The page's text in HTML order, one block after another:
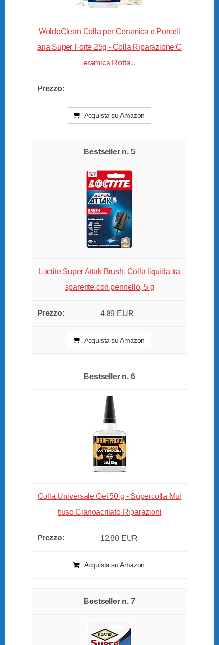
WoldoClean Colla per Ceramica e Porcell
ana Super Forte 25g - Colla Riparazione C
eramica Rotta...
Acquista su Amazon
5
Loctite Super Attak Brush, Colla liquida tra
sparente con pennello, 5 g
4,89 EUR
Acquista su Amazon
6
Colla Universale Gel 50 g - Supercolla Mul
tiuso Cianoacrilato Riparazioni
12,80 EUR
Acquista su Amazon
7